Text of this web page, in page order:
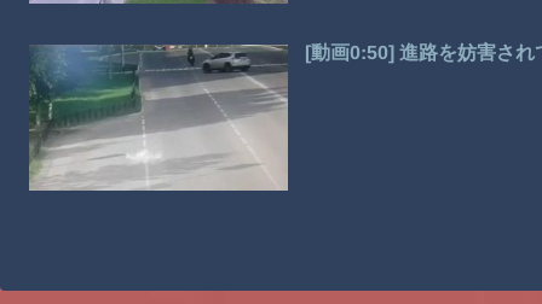
[動画0:50] 進路を妨害さ